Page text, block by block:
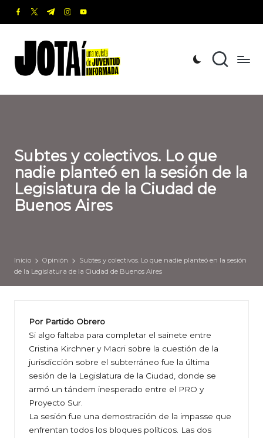
Saltar
contenido
facebook.com
twitter.com
t.me instagram.com
youtube.com
o
t
revista
de
Informada
Subtes y colectivos. Lo que
nadie planteó en la sesión de la
Legislatura de la Ciudad de
Buenos Aires
Inicio Opinión
Subtes y colectivos. Lo que nadie planteó en la sesión
de la Legislatura de la Ciudad de Buenos Aires
Por Partido Obrero
Si algo faltaba para completar el sainete entre
Cristina Kirchner y Macri sobre la cuestión de la
jurisdicción sobre el subterráneo fue la última
sesión de la Legislatura de la Ciudad, donde se
armó un tándem inesperado entre el PRO y
Proyecto Sur.
La sesión fue una demostración de la impasse que
enfrentan todos los bloques políticos. Las dos